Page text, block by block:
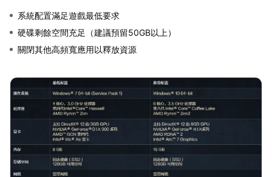
系統配置滿足遊戲最低要求
硬碟剩餘空間充足（建議預留50GB以上）
關閉其他高頻寬應用以釋放資源